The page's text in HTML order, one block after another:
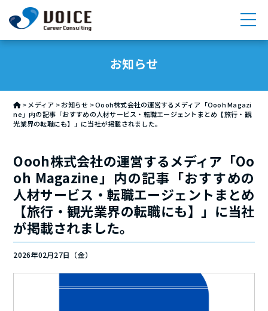
メンバー紹介
採用情報
会社情報
お問い合わせ
お知らせ
> メディア >お知らせ >Oooh株式会社の運営するメディア「Oooh Magazi
ne」内の記事「おすすめの人材サービス・転職エージェントまとめ【旅行・観
光業界の転職にも】」に当社が掲載されました。
Oooh株式会社の運営するメディア「Oo
oh Magazine」内の記事「おすすめの
人材サービス・転職エージェントまとめ
【旅行・観光業界の転職にも】」に当社
が掲載されました。
2026年02月27日（金）